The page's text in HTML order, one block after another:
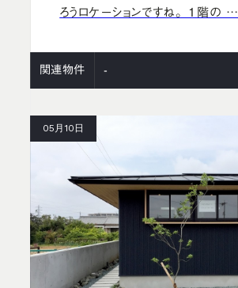
ろうロケーションですね。 1階の …
関連物件 -
05月10日